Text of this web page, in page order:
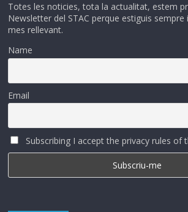
Totes les noticies, tota la actualitat, estem
Newsletter del STAC perque estiguis
mes rellevant.
Name
Email
Subscribing I accept the privacy rules of